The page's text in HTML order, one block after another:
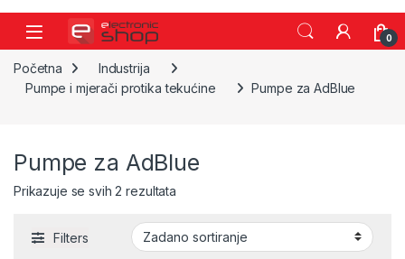
Skip to navigation
Skip to content
0
Početna
Industrija
Pumpe i mjerači protika tekućine
Pumpe za AdBlue
Pumpe za AdBlue
Prikazuje se svih 2 rezultata
Filters